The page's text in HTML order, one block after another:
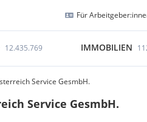
Für
12.435.769 IMMOBILIEN
Service GesmbH.
Service GesmbH.